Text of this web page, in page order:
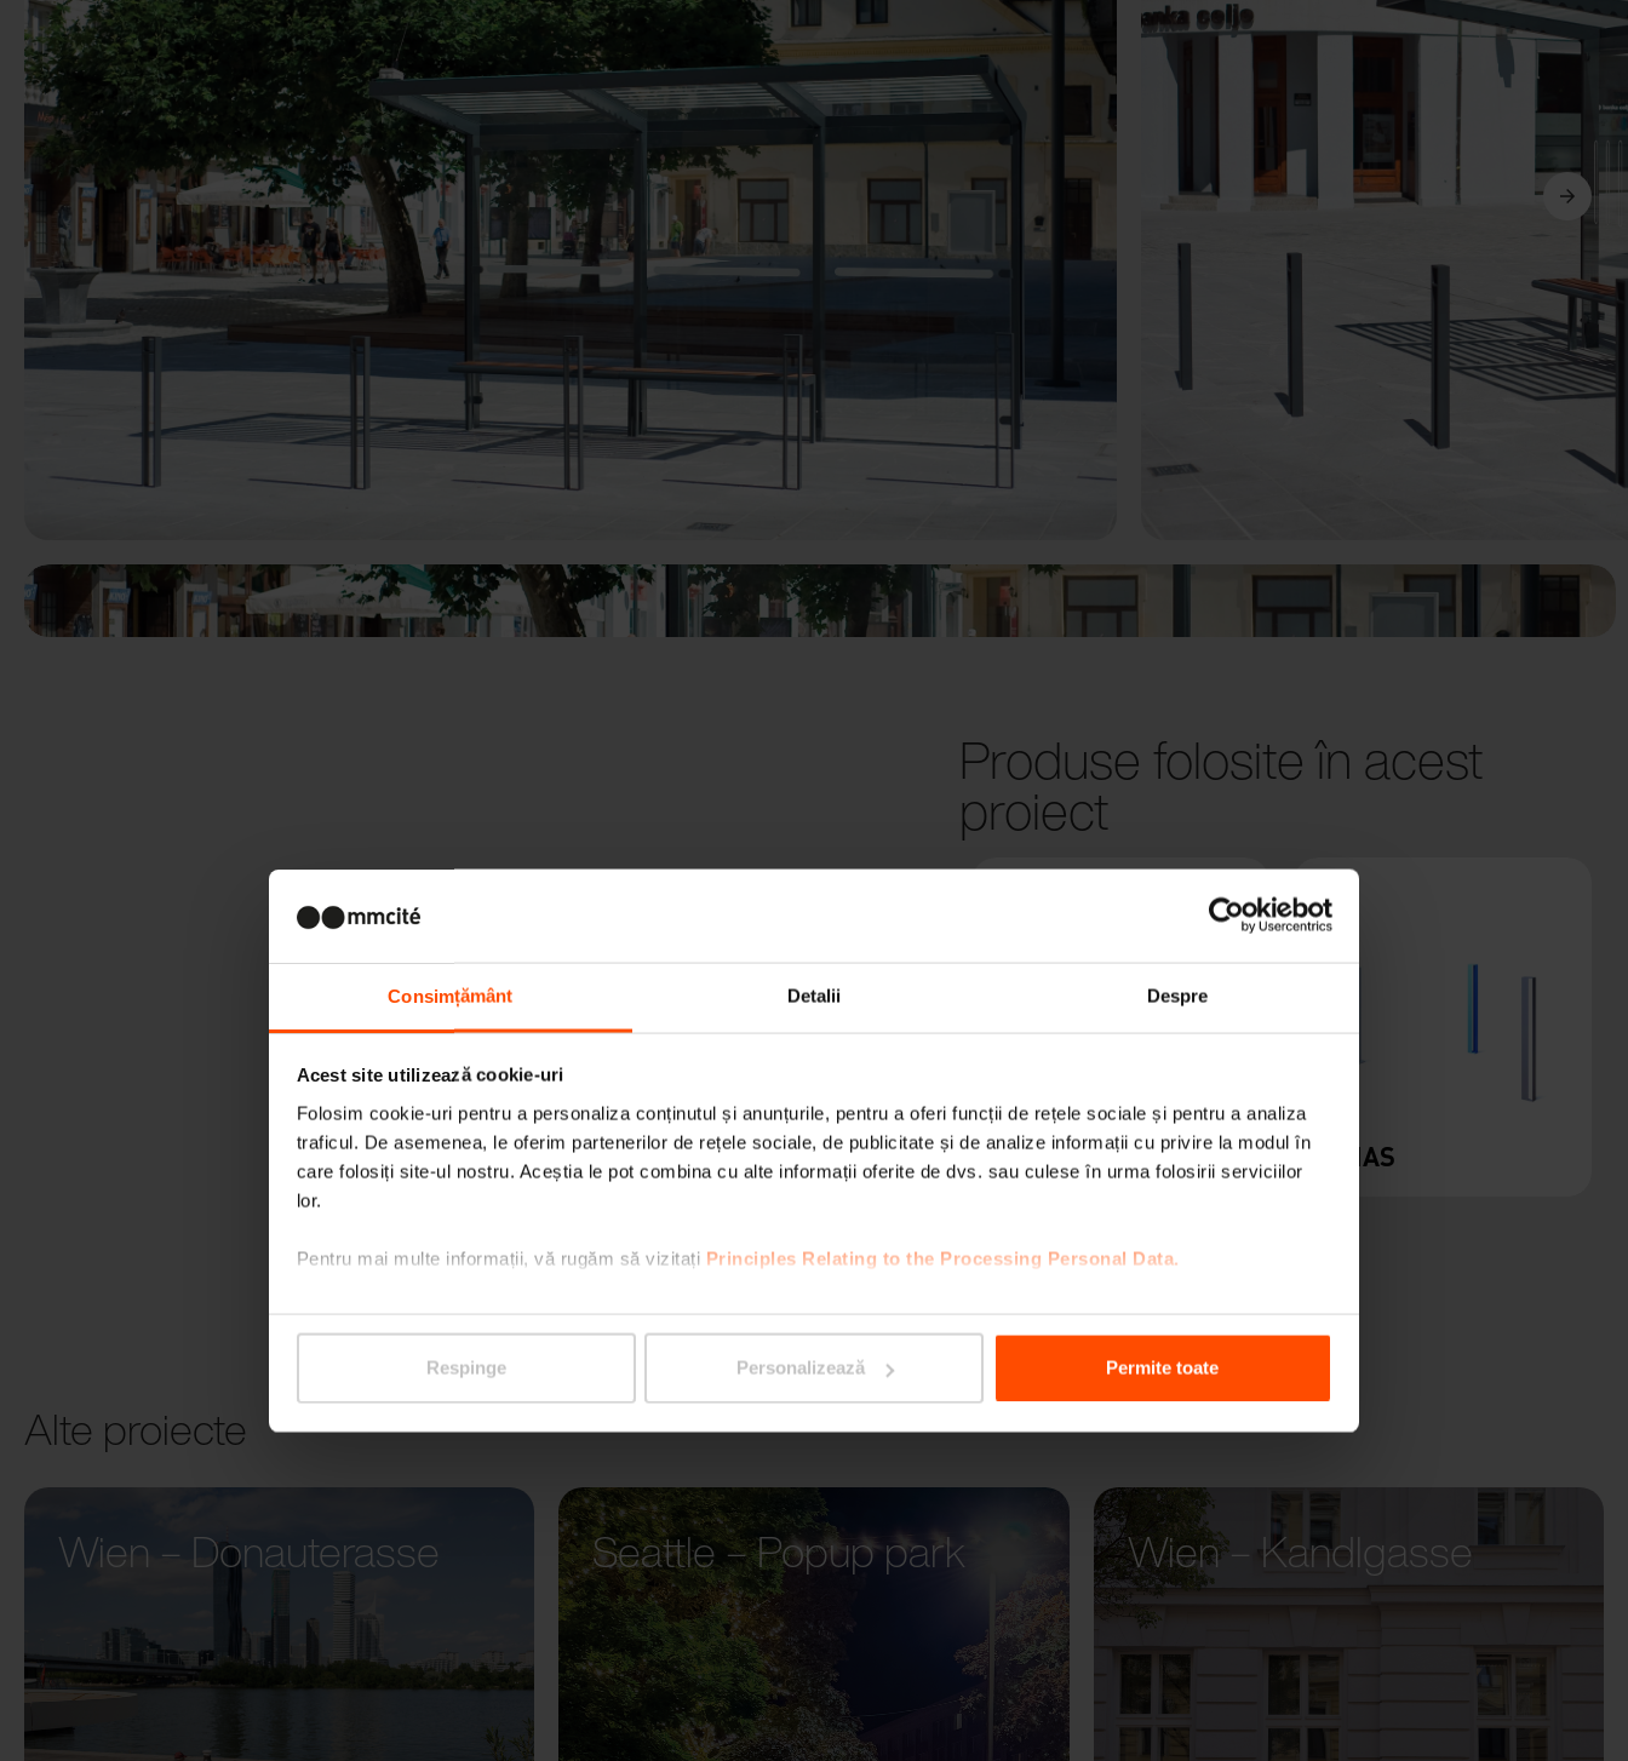
Consimțământ Detalii Despre
Acest site utilizează cookie-uri
Folosim cookie-uri pentru a personaliza conținutul și anunțurile, pentru a oferi funcții de rețele sociale și pentru a analiza
traficul. De asemenea, le oferim partenerilor de rețele sociale, de publicitate și de analize informații cu privire la modul în
care folosiți site-ul nostru. Aceștia le pot combina cu alte informații oferite de dvs. sau culese în urma folosirii serviciilor
lor.
Pentru mai multe informații, vă rugăm să vizitați Principles Relating to the Processing Personal Data.
Respinge Personalizează Permite toate
Anterior
Produse folosite în acest
proiect
AUREO ELIAS
Alte proiecte
Wien – Donauterasse
Seattle – Popup park Wien – Kandlgasse